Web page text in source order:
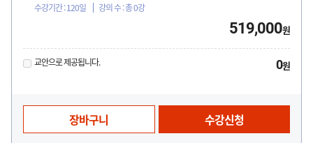
수강기간 : 120일 강의 수 : 총 0강
519,000원
교안으로 제공됩니다. 0원
장바구니 수강신청